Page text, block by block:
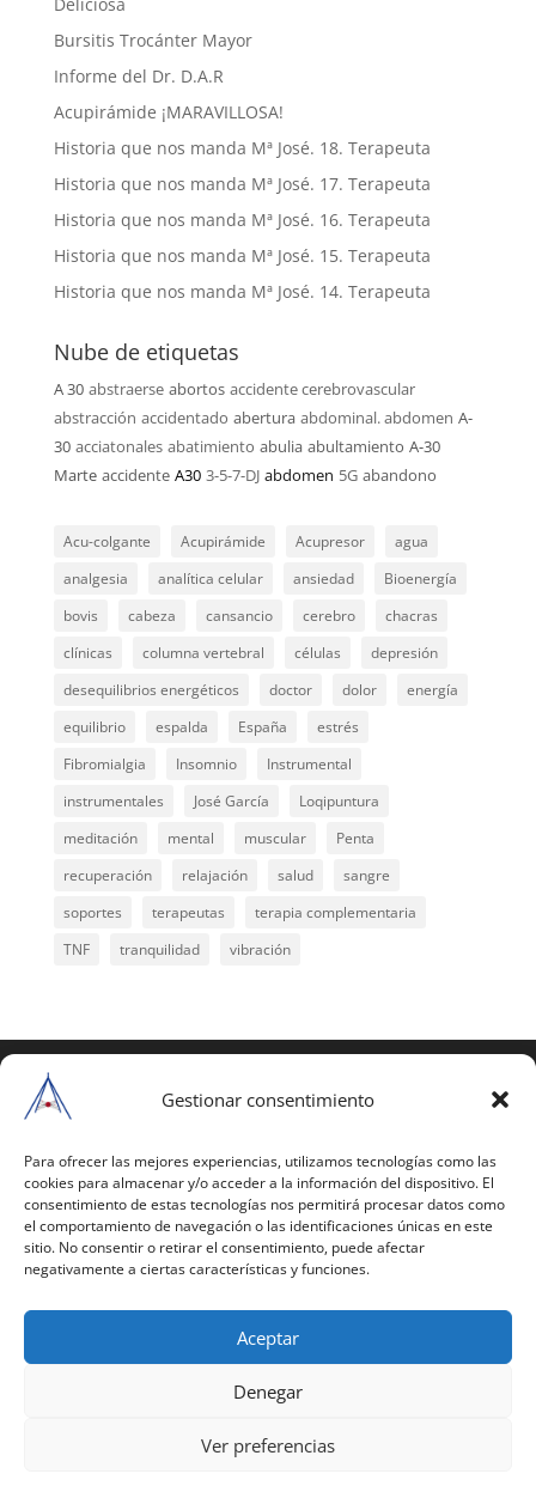
Gestionar consentimiento
Para ofrecer las mejores experiencias, utilizamos tecnologías como las
cookies para almacenar y/o acceder a la información del dispositivo. El
consentimiento de estas tecnologías nos permitirá procesar datos como
el comportamiento de navegación o las identificaciones únicas en este
sitio. No consentir o retirar el consentimiento, puede afectar
negativamente a ciertas características y funciones.
Aceptar
Denegar
Ver preferencias
Bursitis Trocánter Mayor
Informe del Dr. D.A.R
Acupirámide ¡MARAVILLOSA!
Historia que nos manda Mª José. 18. Terapeuta
Historia que nos manda Mª José. 17. Terapeuta
Historia que nos manda Mª José. 16. Terapeuta
Historia que nos manda Mª José. 15. Terapeuta
Historia que nos manda Mª José. 14. Terapeuta
Nube de etiquetas
A 30 abstraerse abortos accidente cerebrovascular
abstracción accidentado abertura abdominal. abdomen A-
30 acciatonales abatimiento abulia abultamiento A-30
Marte accidente A30 3-5-7-DJ abdomen 5G abandono
Acu-colgante Acupirámide Acupresor
agua
analgesia
analítica celular ansiedad
Bioenergía
bovis
cabeza cansancio cerebro
chacras
clínicas
columna vertebral células
depresión
desequilibrios energéticos
doctor dolor
energía
equilibrio
espalda España
estrés
Fibromialgia
Insomnio
Instrumental
instrumentales
José García
Loqipuntura
meditación
mental muscular
Penta
recuperación
relajación salud
sangre
soportes
terapeutas
terapia complementaria
TNF
tranquilidad vibración
reservados
estas páginas o parte de ellas, necesita pedir
autorización por escrito a Mario Gil Sánchez.
Todos los instrumentales están PATENTADOS.
Web inaugurada en 2002 (última actualización en
Política de Privacidad